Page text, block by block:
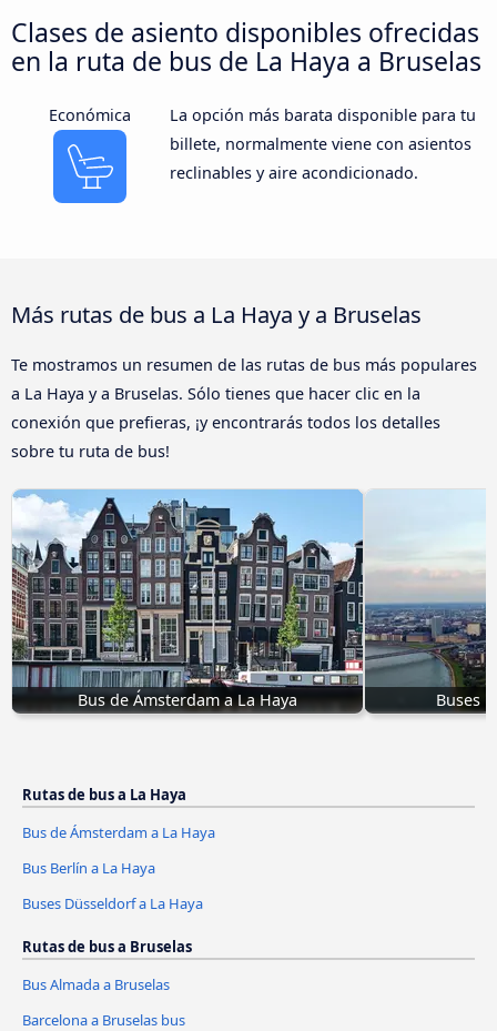
Clases de asiento disponibles ofrecidas
en la ruta de bus de La Haya a Bruselas
Económica
La opción más barata disponible para tu
billete, normalmente viene con asientos
reclinables y aire acondicionado.
Más rutas de bus a La Haya y a Bruselas
Te mostramos un resumen de las rutas de bus más populares
a La Haya y a Bruselas. Sólo tienes que hacer clic en la
conexión que prefieras, ¡y encontrarás todos los detalles
sobre tu ruta de bus!
Bus de Ámsterdam a La Haya Buses
Rutas de bus a La Haya
Bus de Ámsterdam a La Haya
Bus Berlín a La Haya
Buses Düsseldorf a La Haya
Rutas de bus a Bruselas
Bus Almada a Bruselas
Barcelona a Bruselas bus